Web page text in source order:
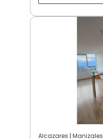
Alcazares | Manizales